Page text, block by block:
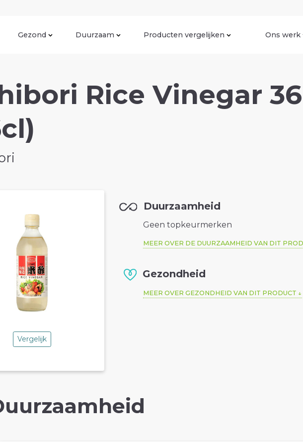
Gezond Duurzaam Producten vergelijken Ons werk
Rice Vinegar
Vergelijk
Duurzaamheid
Geen topkeurmerken
MEER OVER DE DUURZAAMHEID VAN DIT
Gezondheid
MEER OVER GEZONDHEID VAN DIT PRODUCT